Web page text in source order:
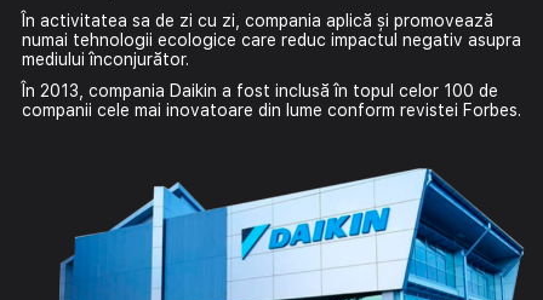
În activitatea sa de zi cu zi, compania aplică și promovează
numai tehnologii ecologice care reduc impactul negativ asupra
mediului înconjurător.
În 2013, compania Daikin a fost inclusă în topul celor 100 de
companii cele mai inovatoare din lume conform revistei Forbes.